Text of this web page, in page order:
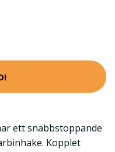
ett snabbstoppande
Kopplet